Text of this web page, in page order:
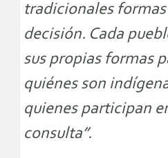
tradicionales
decisión. Cada
sus propias formas
quiénes son
quienes participan
consulta”.